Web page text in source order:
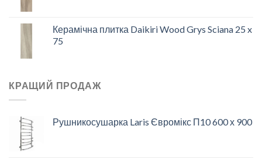
Керамічна плитка Daikiri Wood Grys Sciana 25 x
75
КРАЩИЙ ПРОДАЖ
Рушникосушарка Laris Євромікс П10 600 х 900